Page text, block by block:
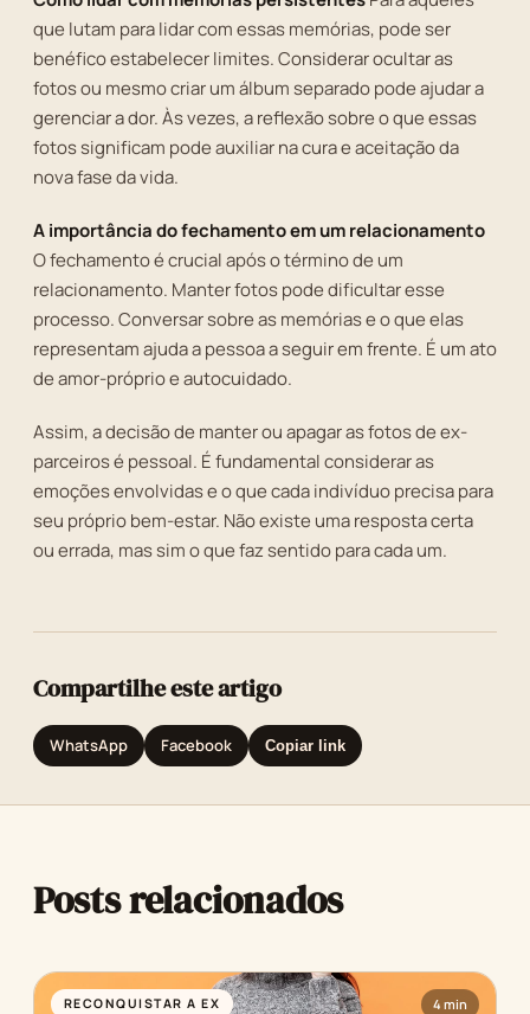
que lutam para lidar com essas memórias, pode ser
benéfico estabelecer limites. Considerar ocultar as
fotos ou mesmo criar um álbum separado pode ajudar a
gerenciar a dor. Às vezes, a reflexão sobre o que essas
fotos significam pode auxiliar na cura e aceitação da
nova fase da vida.
A importância do fechamento em um relacionamento
O fechamento é crucial após o término de um
relacionamento. Manter fotos pode dificultar esse
processo. Conversar sobre as memórias e o que elas
representam ajuda a pessoa a seguir em frente. É um ato
de amor-próprio e autocuidado.
Assim, a decisão de manter ou apagar as fotos de ex-
parceiros é pessoal. É fundamental considerar as
emoções envolvidas e o que cada indivíduo precisa para
seu próprio bem-estar. Não existe uma resposta certa
ou errada, mas sim o que faz sentido para cada um.
Compartilhe este artigo
WhatsApp Facebook Copiar link
Posts relacionados
RECONQUISTAR A EX 4 min